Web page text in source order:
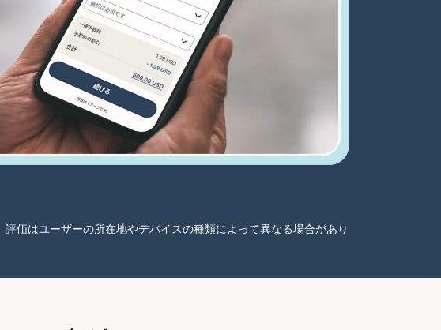
価はユーザーの所在地やデバイスの種類によって異なる場合があり